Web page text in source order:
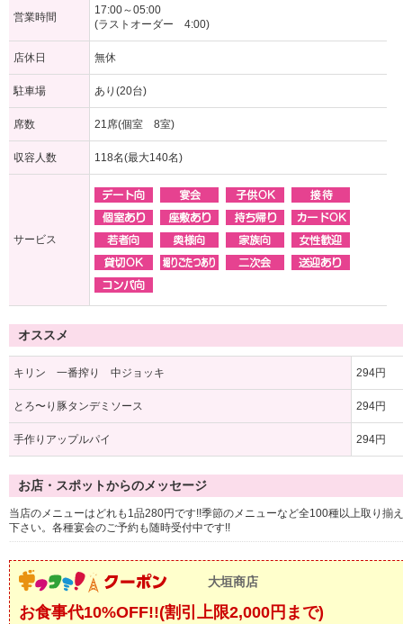
営業時間
17:00～05:00
(ラストオーダー 4:00)
店休日 無休
駐車場 あり(20台)
席数 21席(個室 8室)
収容人数 118名(最大140名)
サービス
オススメ
キリン 一番搾り 中ジョッキ 294円
とろ〜り豚タンデミソース 294円
手作りアップルパイ 294円
お店・スポットからのメッセージ
当店のメニューはどれも1品280円です!!季節のメニューなど全100種以上取り揃
下さい。各種宴会のご予約も随時受付中です!!
大垣商店
お食事代10%OFF!!(割引上限2,000円まで)